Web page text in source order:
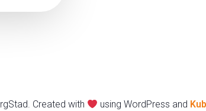
Created with using WordPress and